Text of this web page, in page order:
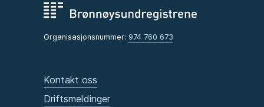
Organisasjonsnummer: 974 760 673
Kontakt oss
Driftsmeldinger